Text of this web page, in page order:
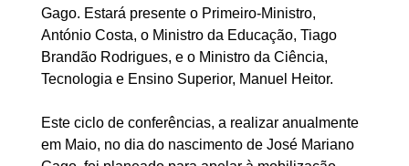
Gago. Estará presente o Primeiro-Ministro,
António Costa, o Ministro da Educação, Tiago
Brandão Rodrigues, e o Ministro da Ciência,
Tecnologia e Ensino Superior, Manuel Heitor.
Este ciclo de conferências, a realizar anualmente
em Maio, no dia do nascimento de José Mariano